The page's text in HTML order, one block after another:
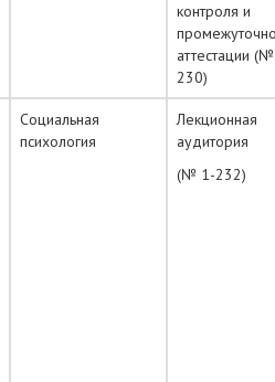
контроля и
аттестации
230)
Социальная
психология
Лекционная
аудитория
(№ 1-232)